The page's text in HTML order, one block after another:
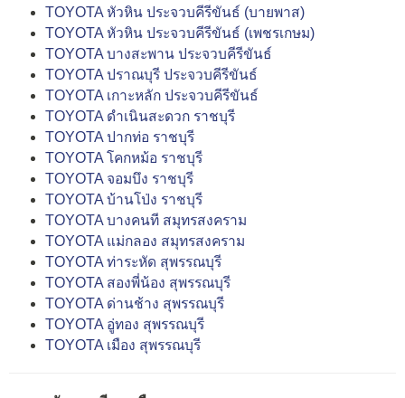
TOYOTA หัวหิน ประจวบคีรีขันธ์ (บายพาส)
TOYOTA หัวหิน ประจวบคีรีขันธ์ (เพชรเกษม)
TOYOTA บางสะพาน ประจวบคีรีขันธ์
TOYOTA ปราณบุรี ประจวบคีรีขันธ์
TOYOTA เกาะหลัก ประจวบคีรีขันธ์
TOYOTA ดำเนินสะดวก ราชบุรี
TOYOTA ปากท่อ ราชบุรี
TOYOTA โคกหม้อ ราชบุรี
TOYOTA จอมบึง ราชบุรี
TOYOTA บ้านโป่ง ราชบุรี
TOYOTA บางคนที สมุทรสงคราม
TOYOTA แม่กลอง สมุทรสงคราม
TOYOTA ท่าระหัด สุพรรณบุรี
TOYOTA สองพี่น้อง สุพรรณบุรี
TOYOTA ด่านช้าง สุพรรณบุรี
TOYOTA อู่ทอง สุพรรณบุรี
TOYOTA เมือง สุพรรณบุรี